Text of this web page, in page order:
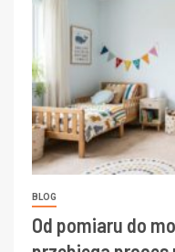
BLOG
Od pomiaru do